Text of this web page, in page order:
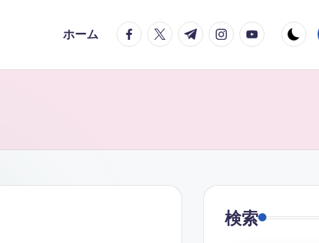
ホーム facebook.com
twitter.com
t.me instagram.com
youtube.com
検索